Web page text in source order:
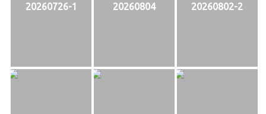
20260726-1 20260804 20260802-2